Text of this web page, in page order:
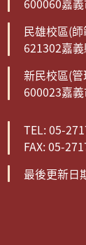
600060嘉
民雄校區(
621302嘉
新民校區(
600023嘉
TEL: 05-
FAX: 05-
最後更新日